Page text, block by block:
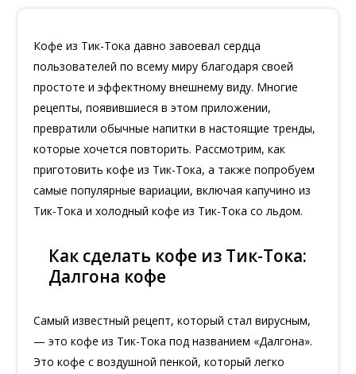
Кофе из Тик-Тока давно завоевал сердца
пользователей по всему миру благодаря своей
простоте и эффектному внешнему виду. Многие
рецепты, появившиеся в этом приложении,
превратили обычные напитки в настоящие тренды,
которые хочется повторить. Рассмотрим, как
приготовить кофе из Тик-Тока, а также попробуем
самые популярные вариации, включая капучино из
Тик-Тока и холодный кофе из Тик-Тока со льдом.
Как сделать кофе из Тик-Тока:
Далгона кофе
Самый известный рецепт, который стал вирусным,
— это кофе из Тик-Тока под названием «Далгона».
Это кофе с воздушной пенкой, который легко